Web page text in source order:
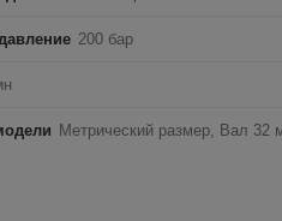
200 бар
Метрический размер, Вал 32